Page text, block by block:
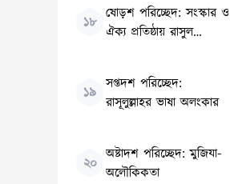
১৮
ষোড়শ পরিচ্ছেদ: সংস্কার ও
ঐক্য প্রতিষ্ঠায় রাসুল
১৯
সপ্তদশ পরিচ্ছেদ:
রাসূলুল্লাহর ভাষা অলংকার
২০
অষ্টাদশ পরিচ্ছেদ: মুজিযা-
অলৌকিকতা